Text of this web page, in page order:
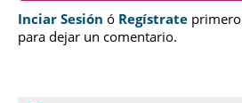
Inciar Sesión ó Regístrate primero
para dejar un comentario.